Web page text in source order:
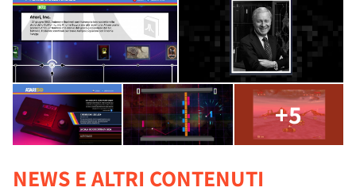
+5
NEWS E ALTRI CONTENUTI